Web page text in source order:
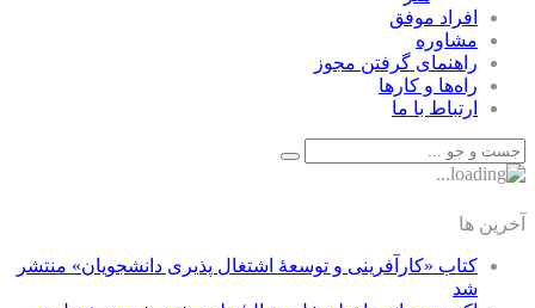
افراد موفق
مشاوره
راهنمای گرفتن مجوز
راه‌ها و كارها
ارتباط با ما
آخرین ها
کتاب «کارآفرینی و توسعۀ اشتغال پذیری دانشجویان» منتشر
شد